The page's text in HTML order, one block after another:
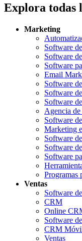
Explora todas
Marketing
Software
Software
Software
Email
Software
Software
Software
Agencia
Software
Marketing
Software
Software
Software
Programas
Ventas
Software
CRM
Online
Software
CRM
Ventas